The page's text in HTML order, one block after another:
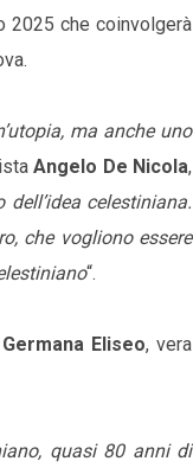
2025 che coinvolgerà
ma anche uno
Angelo De Nicola,
celestiniana.
che vogliono essere
“.
Eliseo, vera
quasi 80 anni di